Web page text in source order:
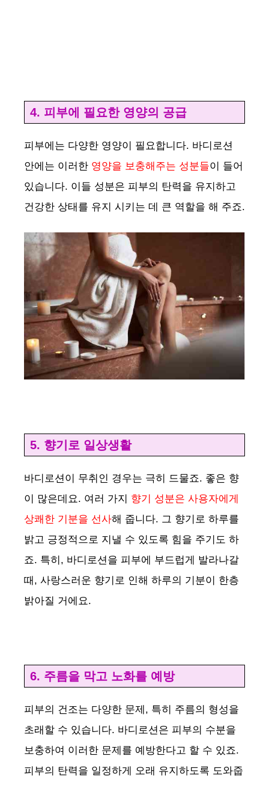
4. 피부에 필요한 영양의 공급
피부에는 다양한 영양이 필요합니다. 바디로션
안에는 이러한 영양을 보충해주는 성분들이 들어
있습니다. 이들 성분은 피부의 탄력을 유지하고
건강한 상태를 유지 시키는 데 큰 역할을 해 주죠.
5. 향기로 일상생활
바디로션이 무취인 경우는 극히 드물죠. 좋은 향
이 많은데요. 여러 가지 향기 성분은 사용자에게
상쾌한 기분을 선사해 줍니다. 그 향기로 하루를
밝고 긍정적으로 지낼 수 있도록 힘을 주기도 하
죠. 특히, 바디로션을 피부에 부드럽게 발라나갈
때, 사랑스러운 향기로 인해 하루의 기분이 한층
밝아질 거에요.
6. 주름을 막고 노화를 예방
피부의 건조는 다양한 문제, 특히 주름의 형성을
초래할 수 있습니다. 바디로션은 피부의 수분을
보충하여 이러한 문제를 예방한다고 할 수 있죠.
피부의 탄력을 일정하게 오래 유지하도록 도와줍